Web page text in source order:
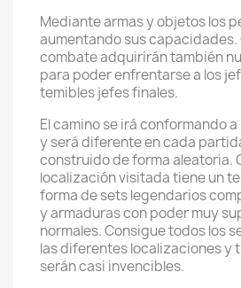
Mediante armas y objetos los
aumentando sus capacidades.
combate adquirirán también
para poder enfrentarse a los
temibles jefes finales.
El camino se irá conformando
y será diferente en cada
construido de forma aleatoria.
localización visitada tiene un
forma de sets legendarios
y armaduras con poder muy
normales. Consigue todos los
las diferentes localizaciones y
serán casi invencibles.